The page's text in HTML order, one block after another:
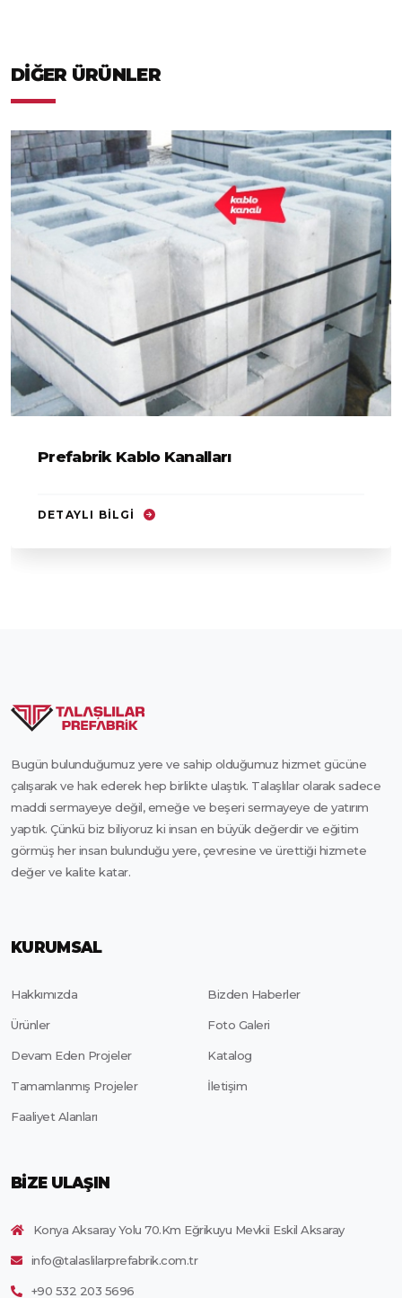
DIĞER ÜRÜNLER
Prefabrik Kablo Kanalları
DETAYLI BILGI
Bugün bulunduğumuz yere ve sahip olduğumuz hizmet gücüne
çalışarak ve hak ederek hep birlikte ulaştık. Talaşlılar olarak sadece
maddi sermayeye değil, emeğe ve beşeri sermayeye de yatırım
yaptık. Çünkü biz biliyoruz ki insan en büyük değerdir ve eğitim
görmüş her insan bulunduğu yere, çevresine ve ürettiği hizmete
değer ve kalite katar.
KURUMSAL
Hakkımızda
Ürünler
Devam Eden Projeler
Tamamlanmış Projeler
Faaliyet Alanları
Bizden Haberler
Foto Galeri
Katalog
İletişim
BIZE ULAŞIN
Konya Aksaray Yolu 70.Km Eğrikuyu Mevkii Eskil Aksaray
info@talaslilarprefabrik.com.tr
+90 532 203 5696